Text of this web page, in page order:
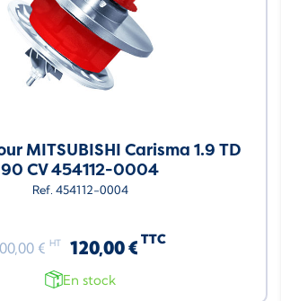
MITSUBISHI Carisma 1.9 TD
90 CV 454112-0004
Ref. 454112-0004
€ HT 120,00 € TTC
En stock